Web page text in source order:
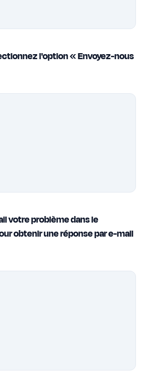
l'option « Envoyez-nous
votre problème dans le
obtenir une réponse par e-mail